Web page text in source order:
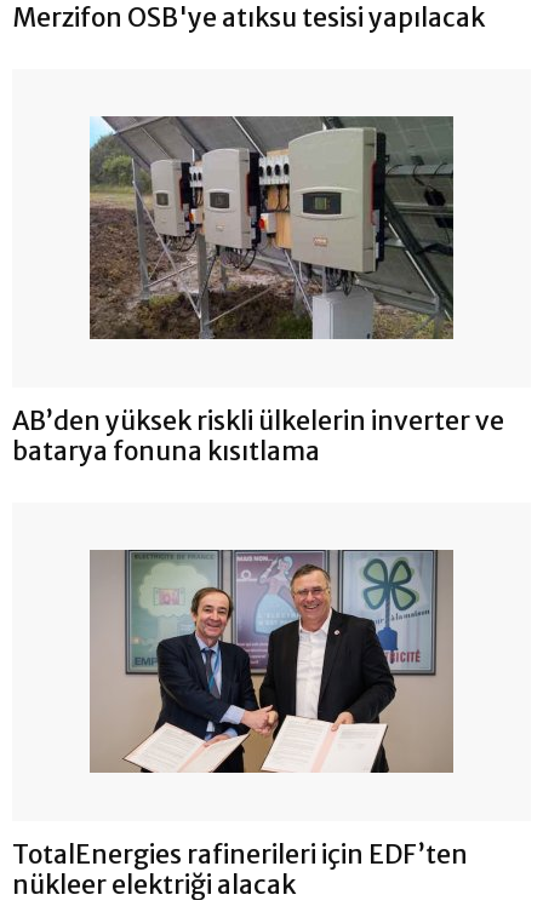
Merzifon OSB'ye atıksu tesisi yapılacak
AB’den yüksek riskli ülkelerin inverter ve
batarya fonuna kısıtlama
TotalEnergies rafinerileri için EDF’ten
nükleer elektriği alacak